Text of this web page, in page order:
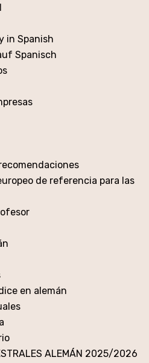
in Spanish
Spanisch
de referencia para las
en alemán
ALEMÁN 2025/2026